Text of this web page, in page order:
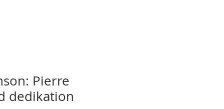
Pierre
dedikation